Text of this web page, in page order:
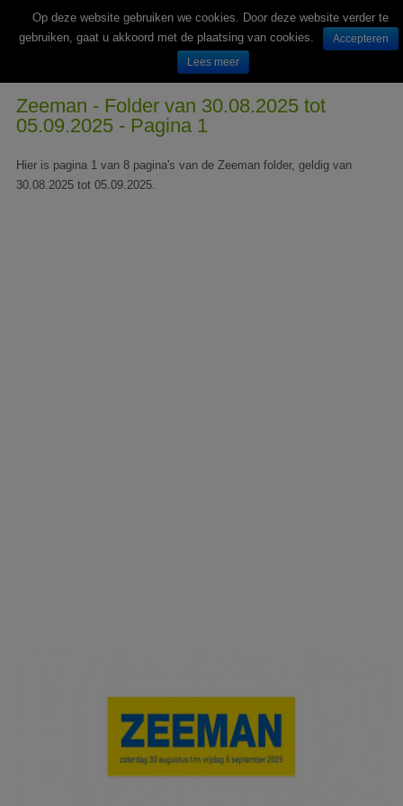
Wekelijks nieuwe folders van Nederlandse supermarkten en winkels
Zeeman - Folder van 30.08.2025 tot
05.09.2025 - Pagina 1
Hier is pagina 1 van 8 pagina's van de Zeeman folder, geldig van
30.08.2025 tot 05.09.2025.
Op deze website gebruiken we cookies. Door deze website verder te
gebruiken, gaat u akkoord met de plaatsing van cookies.
Accepteren
Lees meer